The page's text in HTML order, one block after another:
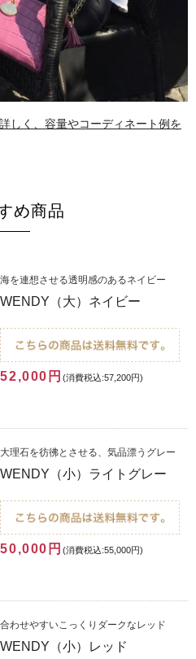
しく、容量やコーディネート例を
め商品
海を連想させる透明感のあるネイビー
WENDY（大）ネイビー
52,000円 (消費税込:57,200円)
大理石を彷彿とさせる、気品漂うグレー
WENDY（小）ライトグレー
50,000円 (消費税込:55,000円)
合わせやすいこっくりダークなレッド
WENDY（小）レッド